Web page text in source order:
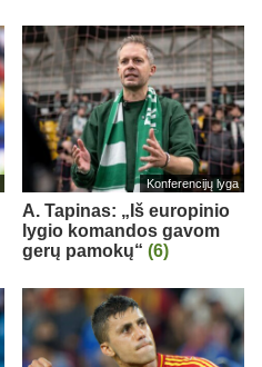
Konferencijų lyga
A. Tapinas: „Iš europinio
lygio komandos gavom
gerų pamokų“ (6)